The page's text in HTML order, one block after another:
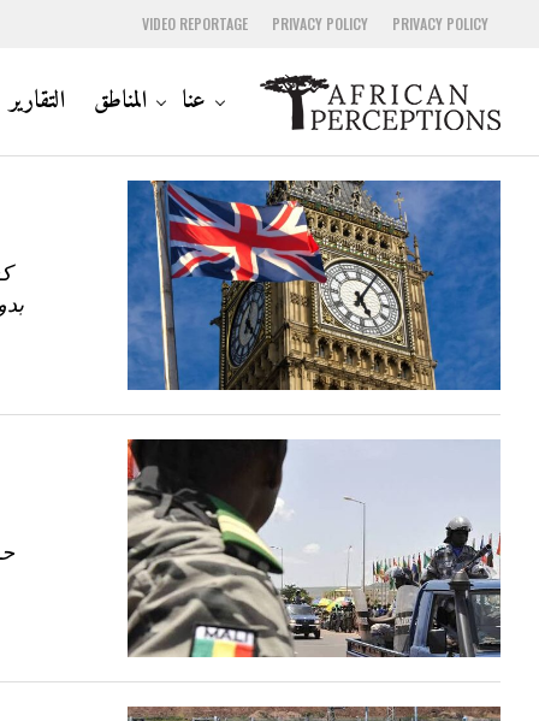
PRIVACY POLICY
PRIVACY POLICY
VIDEO REPORTAGE
عنا المناطق التقارير